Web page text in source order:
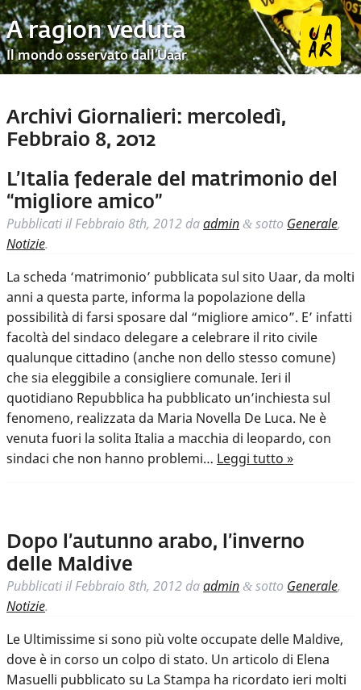
A ragion veduta
Il mondo osservato dall’Uaar
Archivi Giornalieri: mercoledì,
Febbraio 8, 2012
L’Italia federale del matrimonio del
“migliore amico”
Pubblicati ilFebbraio 8th, 2012 daadmin & sotto Generale,
Notizie.
La scheda ‘matrimonio’ pubblicata sul sito Uaar, da molti
anni a questa parte, informa la popolazione della
possibilità di farsi sposare dal “migliore amico”. E’ infatti
facoltà del sindaco delegare a celebrare il rito civile
qualunque cittadino (anche non dello stesso comune)
che sia eleggibile a consigliere comunale. Ieri il
quotidiano Repubblica ha pubblicato un’inchiesta sul
fenomeno, realizzata da Maria Novella De Luca. Ne è
venuta fuori la solita Italia a macchia di leopardo, con
sindaci che non hanno problemi… Leggi tutto »
Dopo l’autunno arabo, l’inverno
delle Maldive
Pubblicati ilFebbraio 8th, 2012 daadmin & sotto Generale,
Notizie.
Le Ultimissime si sono più volte occupate delle Maldive,
dove è in corso un colpo di stato. Un articolo di Elena
Masuelli pubblicato su La Stampa ha ricordato ieri molti